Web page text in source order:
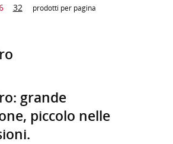
32 prodotti per pagina
grande
piccolo nelle